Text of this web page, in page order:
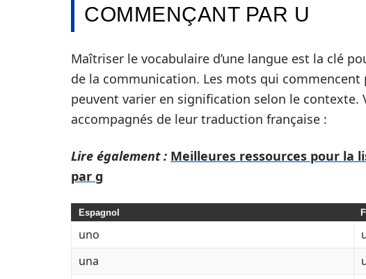
COMMENÇANT PAR U
Maîtriser le vocabulaire d’une langue est la clé
de la communication. Les mots qui
peuvent varier en signification selon le contexte.
accompagnés de leur traduction française :
Lire également : Meilleures ressources pour la
par g
Espagnol
uno
una